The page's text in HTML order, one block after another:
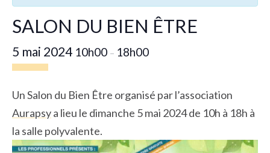
SALON DU BIEN ÊTRE
5 mai 2024 10h00 – 18h00
Un Salon du Bien Être organisé par l’association
Aurapsya lieu le dimanche 5 mai 2024 de 10h à 18h à
la salle polyvalente.